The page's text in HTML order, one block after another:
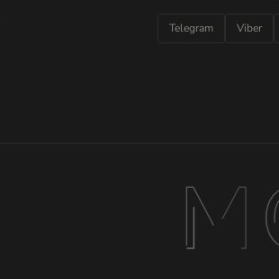
Telegram Viber